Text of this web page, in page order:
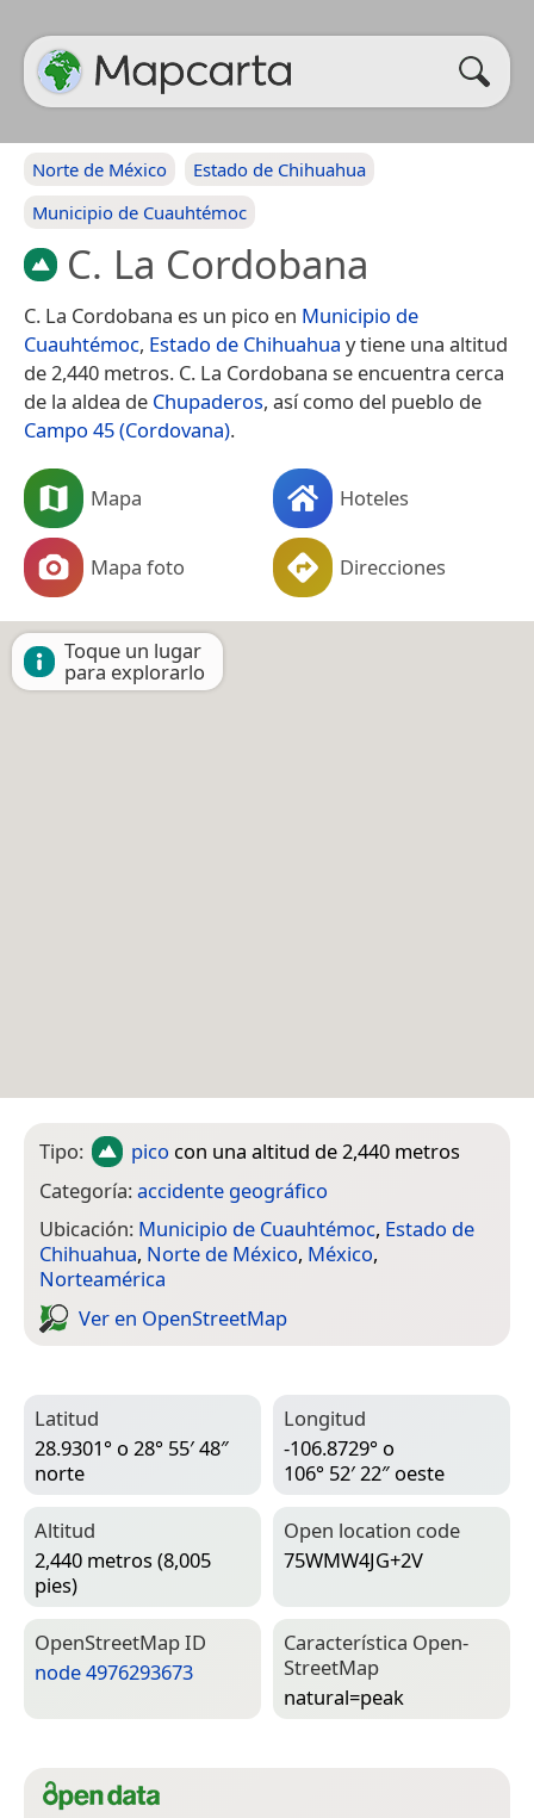
Norte de México
Estado de Chihuahua
Municipio de Cuauhtémoc
C. La Cordobana
C. La Cordobana es un pico en Municipio de
Cuauhtémoc, Estado de Chihuahua y tiene una altitud
de 2,440 metros. C. La Cordobana se encuentra cerca
de la aldea de Chupaderos, así como del pueblo de
Campo 45 (Cordovana).
Mapa Hoteles
Mapa foto Direcciones
Toque un lugar
para explorarlo
Tipo: pico con una altitud de 2,440 metros
Categoría:accidente geográfico
Ubicación: Municipio de Cuauhtémoc, Estado de
Chihuahua, Norte de México, México,
Norteamérica
Ver en Open­Street­Map
Latitud
28.9301° o 28° 55′ 48″
norte
Longitud
-106.8729° o
106° 52′ 22″ oeste
Altitud
2,440 metros (8,005
pies)
Open location code
75WMW4JG+2V
Open­Street­Map ID
node 4976293673
Característica Open­
Street­Map
natural=­peak